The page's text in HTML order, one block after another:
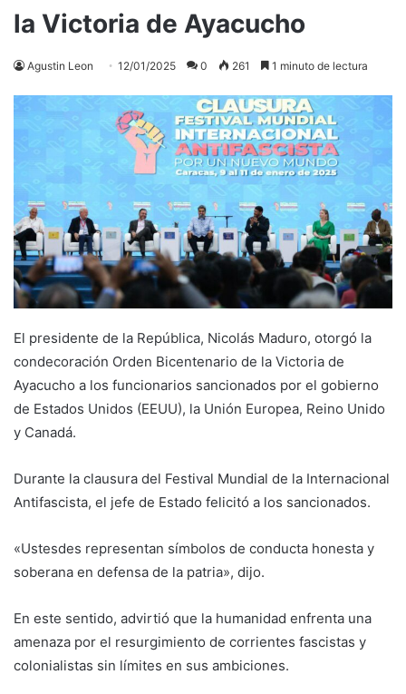
la Victoria de Ayacucho
Agustin Leon 12/01/2025 0 261 1 minuto de lectura
El presidente de la República, Nicolás Maduro, otorgó la
condecoración Orden Bicentenario de la Victoria de
Ayacucho a los funcionarios sancionados por el gobierno
de Estados Unidos (EEUU), la Unión Europea, Reino Unido
y Canadá.
Durante la clausura del Festival Mundial de la Internacional
Antifascista, el jefe de Estado felicitó a los sancionados.
«Ustesdes representan símbolos de conducta honesta y
soberana en defensa de la patria», dijo.
En este sentido, advirtió que la humanidad enfrenta una
amenaza por el resurgimiento de corrientes fascistas y
colonialistas sin límites en sus ambiciones.